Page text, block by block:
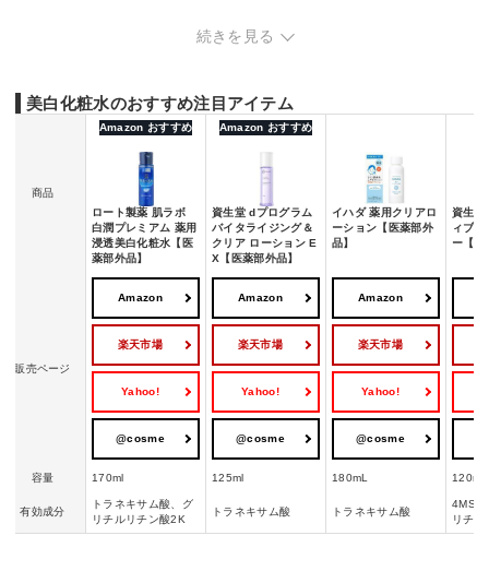
美白化粧水の効果的な使い方・使うタイミング
続きを見る
美白化粧水のおすすめ注目アイテム
商品
Amazon おすすめ
ロート製薬 肌ラボ
白潤プレミアム 薬用
浸透美白化粧水【医
薬部外品】
Amazon おすすめ
資生堂 dプログラム
バイタライジング＆
クリア ローション E
X【医薬部外品】
イハダ 薬用クリアロ
ーション【医薬部外
品】
資生堂
ィブ
ー【医
販売ページ
Amazon
楽天市場
Yahoo!
@cosme
Amazon
楽天市場
Yahoo!
@cosme
Amazon
楽天市場
Yahoo!
@cosme
容量 170ml 125ml 180mL 120ml
有効成分
トラネキサム酸、グ
リチルリチン酸2K
トラネキサム酸 トラネキサム酸
リチ